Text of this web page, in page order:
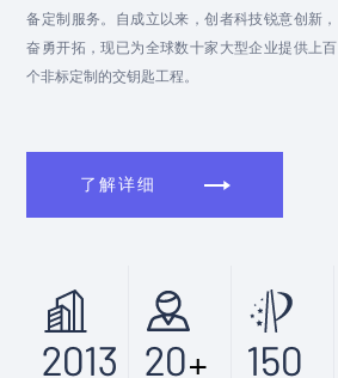
备定制服务。自成立以来，创者科技锐意创新，
奋勇开拓，现已为全球数十家大型企业提供上百
个非标定制的交钥匙工程。
了解详细
2013 20+ 150